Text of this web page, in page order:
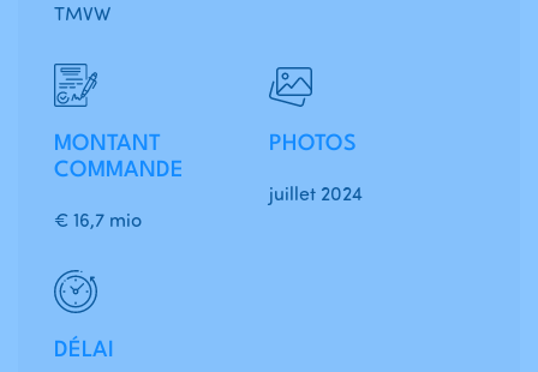
TMVW
MONTANT
COMMANDE
€ 16,7 mio
DÉLAI
PHOTOS
juillet 2024